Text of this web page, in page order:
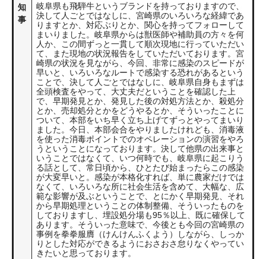
知
事
岐阜県も飛騨牛というブランドを持っておりますので、
決して人ごとではなしに、宮崎県のいろいろな経緯であ
りますとか、対応ぶりとか、関心を持ってフォローして
まいりました。岐阜県からは獣医師や補助員の方々を何
人か、この間ずっと一貫して順次現地に行っていただい
て、また現地の状況報告をしていただいております。宮
崎県の状況を見ながら、今回、非常に感染のスピードが
早いと、いろいろなルートで感染する恐れがあるという
ことで、決して人ごとではなしに、岐阜県自身もまずは
全頭検査をやって、大丈夫だということを確認した上
で、早期発見とか、発見した後の対処方法とか、殺処分
とか、売却処分とかをどうやるとか、そういったことに
ついて、本部をいち早く立ち上げてずっとやってまいり
ました。今日、本部会合をやりましたけれども、消毒液
を使った消毒ポイントでのオペレーションの演習をやろ
うということになっております。決して他県の出来事と
いうことではなくて、いつ何時でも、岐阜県に起こりう
る話として、常日頃から、ひとたび始まったらこの感染
が大変早いと。感染が本格化すれば、単に農家だけでは
なくて、いろいろな所に社会生活を含めて、大幅な、広
範な影響が及ぶということで、とにかく早期発見、それ
から早期処理ということの体制整備、そういったものを
しておりますし、埋設処分場も95％以上、既に確保して
あります。そういった意味で、今後とも今回の宮崎県の
事例を拳拳服膺（けんけんふくよう）しながら、しっか
りとした対応ができるようにおさおさ怠りなくやってい
きたいと思っております。